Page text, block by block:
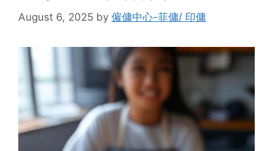
August 6, 2025 by 僱傭中心-菲傭/ 印傭